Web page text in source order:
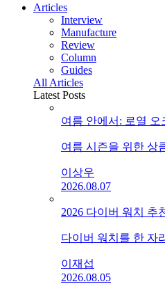
Articles
Interview
Manufacture
Review
Column
Guides
All Articles
Latest Posts
여름 안에서: 로열 오
여름 시즌을 위한 상
이상우
2026.08.07
2026 다이버 워치 추
다이버 워치를 한 자
이재섭
2026.08.05